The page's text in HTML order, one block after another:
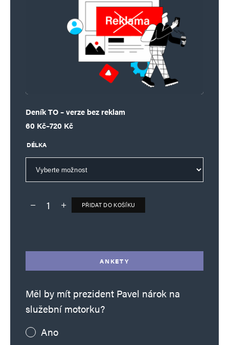
Deník TO – verze bez reklam
60 Kč–720 Kč
Rozpětí cen: 60 Kč až 720 Kč
DÉLKA
Deník TO – verze bez reklam množství
PŘIDAT DO KOŠÍKU
ANKETY
Měl by mít prezident Pavel nárok na
služební motorku?
Ano